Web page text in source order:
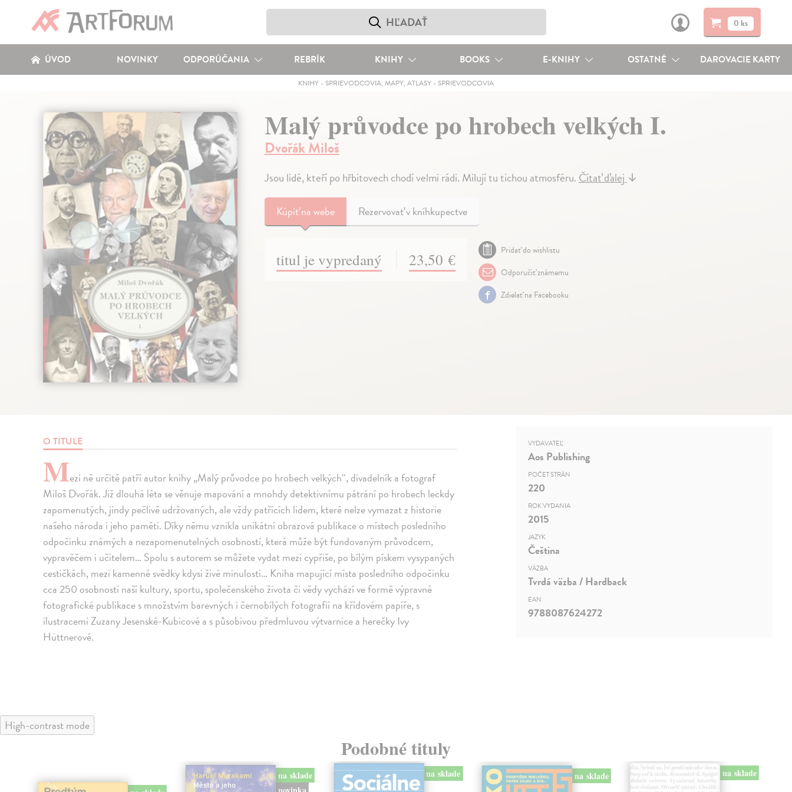
0 ks
ÚVOD NOVINKY ODPORÚČANIA REBRÍK KNIHY BOOKS E-KNIHY OSTATNÉ DAROVACIE KARTY
KNIHY- SPRIEVODCOVIA, MAPY, ATLASY- SPRIEVODCOVIA
Malý průvodce po hrobech velkých I.
Dvořák Miloš
Jsou lidé, kteří po hřbitovech chodí velmi rádi. Milují tu tichou atmosféru.Čítať ďalej↓
Kúpiťna webe Rezervovať v kníhkupectve
titul je vypredaný 23,50 €
Pridať do wishlistu
Odporučiť známemu
Zdielať na Facebooku
O TITULE
Mezi ně určitě patří autor knihy „Malý průvodce po hrobech velkých“, divadelník a fotograf
Miloš Dvořák. Již dlouhá léta se věnuje mapování a mnohdy detektivnímu pátrání po hrobech leckdy
zapomenutých, jindy pečlivě udržovaných, ale vždy patřících lidem, které nelze vymazat z historie
našeho národa i jeho paměti. Díky němu vznikla unikátní obrazová publikace o místech posledního
odpočinku známých a nezapomenutelných osobností, která může být fundovaným průvodcem,
vypravěčem i učitelem… Spolu s autorem se můžete vydat mezi cypřiše, po bílým pískem vysypaných
cestičkách, mezi kamenné svědky kdysi živé minulosti… Kniha mapující místa posledního odpočinku
cca 250 osobností naší kultury, sportu, společenského života či vědy vychází ve formě výpravné
fotografické publikace s množstvím barevných i černobílých fotografií na křídovém papíře, s
ilustracemi Zuzany Jesenské-Kubicové a s působivou předmluvou výtvarnice a herečky Ivy
Hüttnerové.
VYDAVATEĽ
Aos Publishing
POČET STRÁN
220
ROK VYDANIA
2015
JAZYK
Čeština
VÄZBA
Tvrdá väzba / Hardback
EAN
9788087624272
High-contrast mode
Podobné tituly
na sklade
na sklade na sklade na sklade